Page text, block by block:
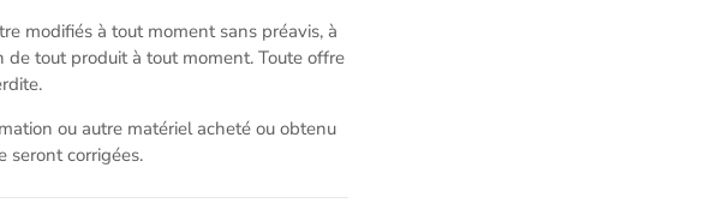
modifiés à tout moment sans préavis, à
de tout produit à tout moment. Toute offre
ou autre matériel acheté ou obtenu
seront corrigées.